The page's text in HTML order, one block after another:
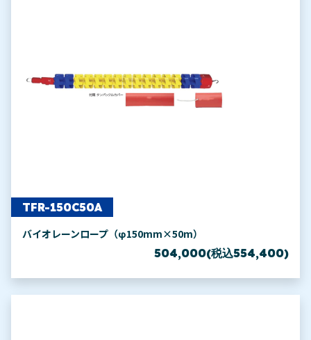
TFR-150C50A
バイオレーンロープ（φ150mm×50m）
504,000(税込554,400)